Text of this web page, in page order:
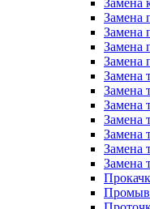
Замена
Замена
Замена
Замена
Замена
Замена
Замена
Замена
Замена
Замена
Замена
Замена